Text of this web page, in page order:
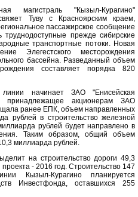
магистраль "Кызыл-Курагино"
Туву с Красноярским краем,
пассажирское сообщение
труднодоступные прежде сибирские
транспортные потоки. Новая
Элегестского месторождения
бассейна. Разведанный объем
составляет порядка 820
линии начинает ЗАО "Енисейская
акционерам ЗАО
ранее ЕПК, объем направленных
рублей в строительство железной
рублей будет направлено в
Таким образом, общий объем
миллиарда рублей.
на строительство дороги 49,3
- 2016 год. Строительство 147
Кызыл-Курагино планируется
Инвестфонда, оставшихся 255